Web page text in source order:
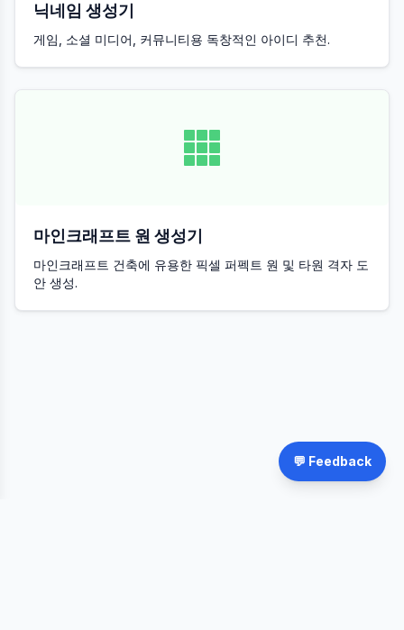
닉네임 생성기
게임, 소셜 미디어, 커뮤니티용 독창적인 아이디 추천.
마인크래프트 원 생성기
마인크래프트 건축에 유용한 픽셀 퍼펙트 원 및 타원 격자 도
안 생성.
💬 Feedback